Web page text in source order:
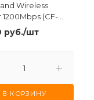
Wireless
1200Mbps (CF-
V2)
руб./шт
В КОРЗИНУ